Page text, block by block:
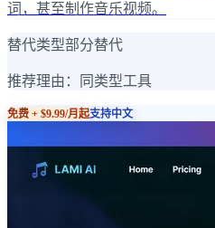
词，甚至制作音乐视频。
替代类型部分替代
推荐理由： 同类型工具
免费 + $9.99/月起支持中文